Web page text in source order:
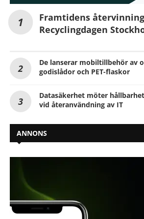
Framtidens
Recyclingdagen
De lanserar mobiltillbehör av
godislådor och PET-flaskor
Datasäkerhet möter
vid återanvändning av IT
ANNONS